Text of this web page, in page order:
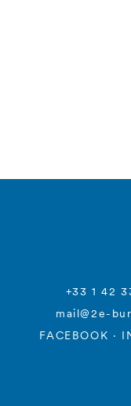
+33 1 42
mail@2e-
FACEBOOK ·